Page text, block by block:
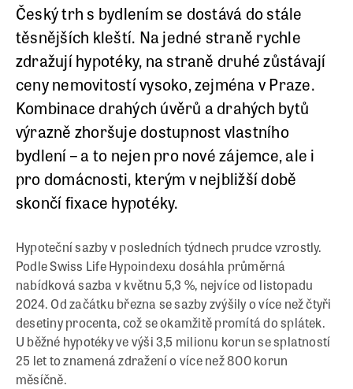
Český trh s bydlením se dostává do stále
těsnějších kleští. Na jedné straně rychle
zdražují hypotéky, na straně druhé zůstávají
ceny nemovitostí vysoko, zejména v Praze.
Kombinace drahých úvěrů a drahých bytů
výrazně zhoršuje dostupnost vlastního
bydlení – a to nejen pro nové zájemce, ale i
pro domácnosti, kterým v nejbližší době
skončí fixace hypotéky.
Hypoteční sazby v posledních týdnech prudce vzrostly.
Podle Swiss Life Hypoindexu dosáhla průměrná
nabídková sazba v květnu 5,3 %, nejvíce od listopadu
2024. Od začátku března se sazby zvýšily o více než čtyři
desetiny procenta, což se okamžitě promítá do splátek.
U běžné hypotéky ve výši 3,5 milionu korun se splatností
25 let to znamená zdražení o více než 800 korun
měsíčně.